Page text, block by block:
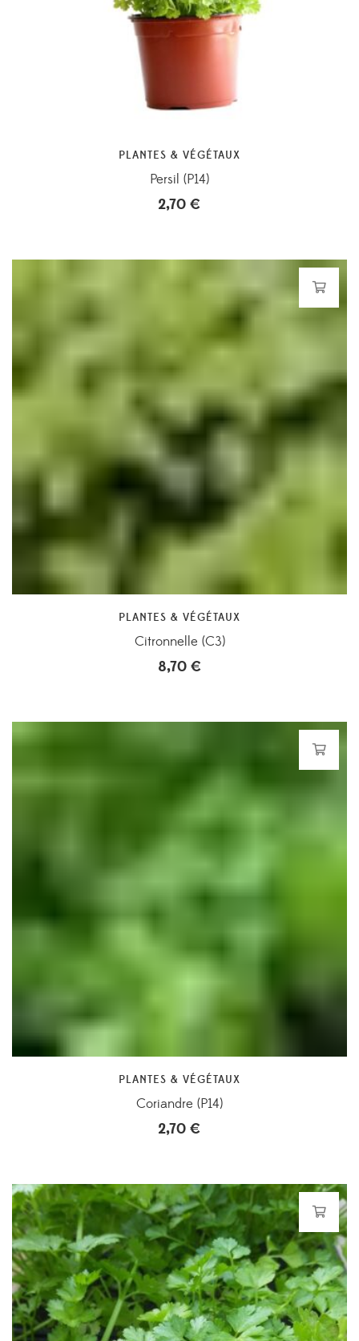
PLANTES & VÉGÉTAUX
Persil (P14)
2,70 €
PLANTES & VÉGÉTAUX
Citronnelle (C3)
8,70 €
PLANTES & VÉGÉTAUX
Coriandre (P14)
2,70 €